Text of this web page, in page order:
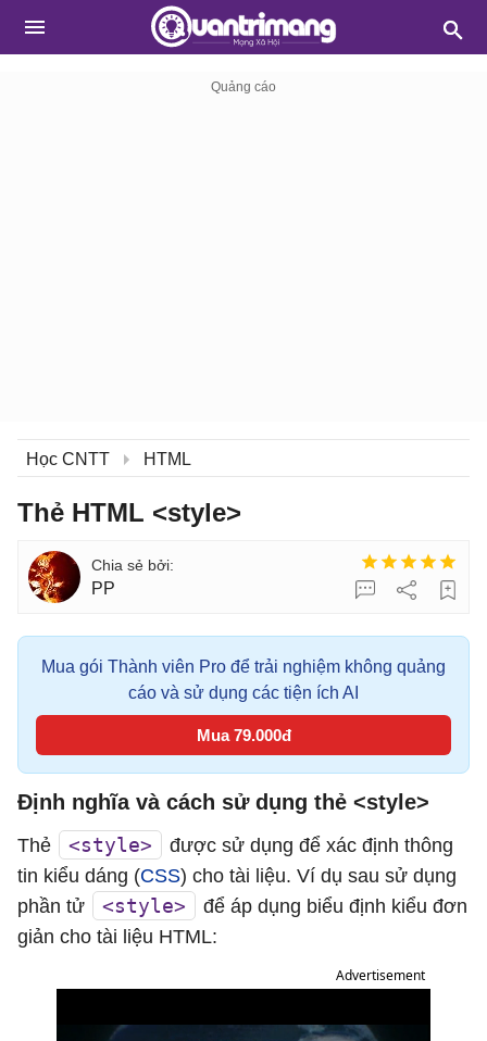
Học CNTT HTML
Thẻ HTML <style>
PP
Mua gói Thành viên Pro để trải nghiệm không quảng
cáo và sử dụng các tiện ích AI
Mua 79.000đ
Định nghĩa và cách sử dụng thẻ <style>
Thẻ <style>
được sử dụng để xác định thông
tin kiểu dáng (CSS) cho tài liệu. Ví dụ sau sử dụng
phần tử
<style>
để áp dụng biểu định kiểu đơn
giản cho tài liệu HTML:
Advertisement